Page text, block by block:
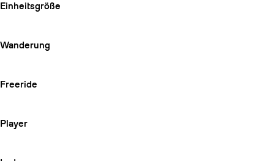
Einheitsgröße
Wanderung
Freeride
Player